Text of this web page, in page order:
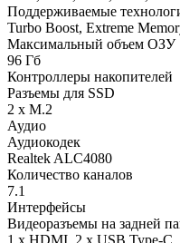
Поддерживаемые
Turbo Boost, Extreme
Maксимальный объем ОЗУ
96 Гб
Контроллеры накопителей
Разъемы для SSD
2 x M.2
Аудио
Аудиокодек
Realtek ALC4080
Количество каналов
7.1
Интерфейсы
Видеоразъемы на задней
1 x HDMI, 2 x USB Type-C